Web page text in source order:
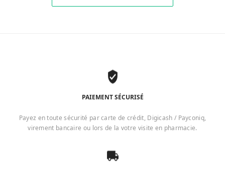
PAIEMENT SÉCURISÉ
Payez en toute sécurité par carte de crédit, Digicash / Payconiq,
virement bancaire ou lors de la votre visite en pharmacie.